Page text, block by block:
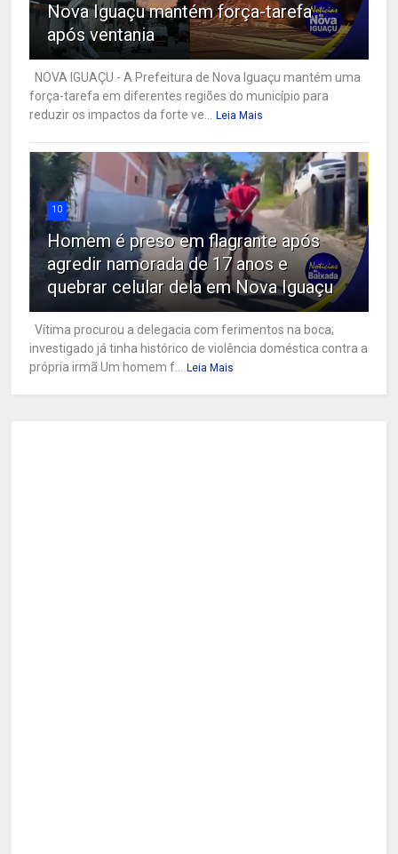
Nova Iguaçu mantém força-tarefa
após ventania
NOVA IGUAÇU - A Prefeitura de Nova Iguaçu mantém uma
força-tarefa em diferentes regiões do município para
reduzir os impactos da forte ve...
Leia Mais
10
Homem é preso em flagrante após
agredir namorada de 17 anos e
quebrar celular dela em Nova Iguaçu
Vítima procurou a delegacia com ferimentos na boca;
investigado já tinha histórico de violência doméstica contra a
própria irmã Um homem f...
Leia Mais